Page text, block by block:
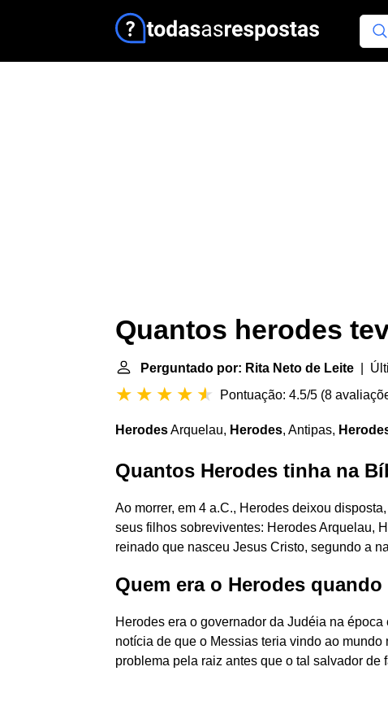
Quantos herodes
Perguntado por: Rita Neto de Leite |
Pontuação: 4.5/5 (8
HerodesArquelau, Herodes, Antipas,
Quantos Herodes tinha na
Ao morrer, em 4 a.C., Herodes deixou
seus filhos sobreviventes: Herodes Arquelau,
reinado que nasceu Jesus Cristo, segundo a
Quem era o Herodes
Herodes era o governador da Judéia na
notícia de que o Messias teria vindo ao
problema pela raiz antes que o tal salvador de